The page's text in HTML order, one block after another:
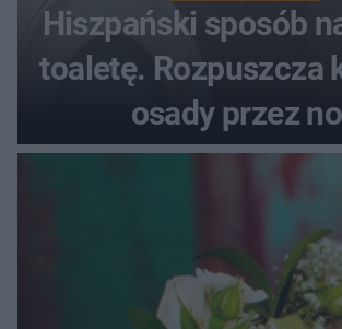
Hiszpański sposób
toaletę. Rozpuszcza
osady przez